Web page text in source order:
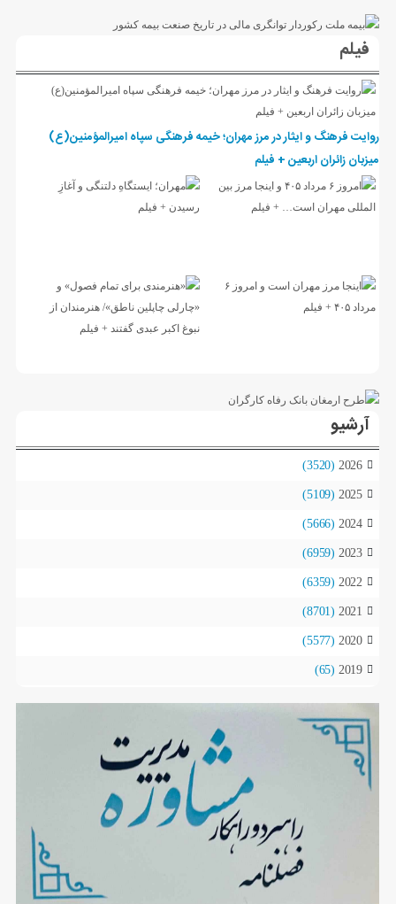
فیلم
روایت فرهنگ و ایثار در مرز مهران؛ خیمه فرهنگی سپاه امیرالمؤمنین(ع)
میزبان زائران اربعین + فیلم
آرشیو
2026
(3520)
2025
(5109)
2024
(5666)
2023
(6959)
2022
(6359)
2021
(8701)
2020
(5577)
2019
(65)